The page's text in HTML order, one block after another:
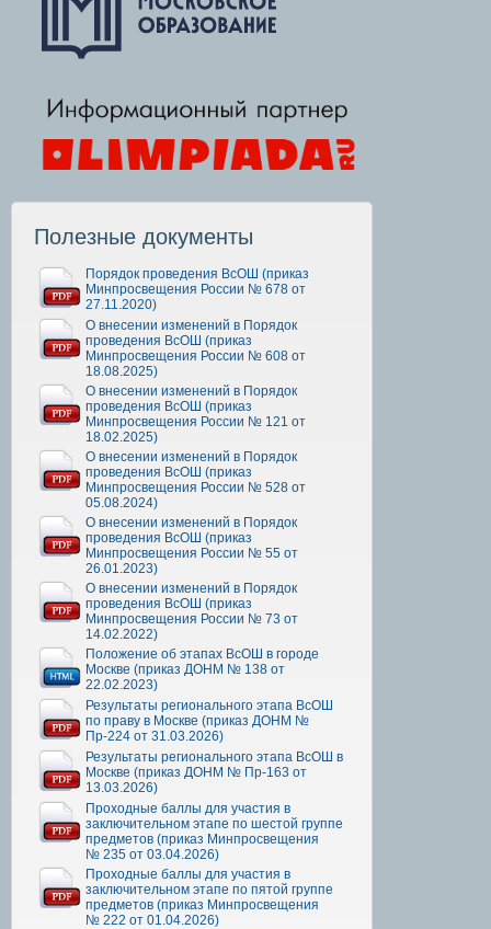
Полезные документы
Порядок проведения ВсОШ (приказ
Минпросвещения России № 678 от
27.11.2020)
О внесении изменений в Порядок
проведения ВсОШ (приказ
Минпросвещения России № 608 от
18.08.2025)
О внесении изменений в Порядок
проведения ВсОШ (приказ
Минпросвещения России № 121 от
18.02.2025)
О внесении изменений в Порядок
проведения ВсОШ (приказ
Минпросвещения России № 528 от
05.08.2024)
О внесении изменений в Порядок
проведения ВсОШ (приказ
Минпросвещения России № 55 от
26.01.2023)
О внесении изменений в Порядок
проведения ВсОШ (приказ
Минпросвещения России № 73 от
14.02.2022)
Положение об этапах ВсОШ в городе
Москве (приказ ДОНМ № 138 от
22.02.2023)
Результаты регионального этапа ВсОШ
по праву в Москве (приказ ДОНМ №
Пр-224 от 31.03.2026)
Результаты регионального этапа ВсОШ в
Москве (приказ ДОНМ № Пр-163 от
13.03.2026)
Проходные баллы для участия в
заключительном этапе по шестой группе
предметов (приказ Минпросвещения
№ 235 от 03.04.2026)
Проходные баллы для участия в
заключительном этапе по пятой группе
предметов (приказ Минпросвещения
№ 222 от 01.04.2026)